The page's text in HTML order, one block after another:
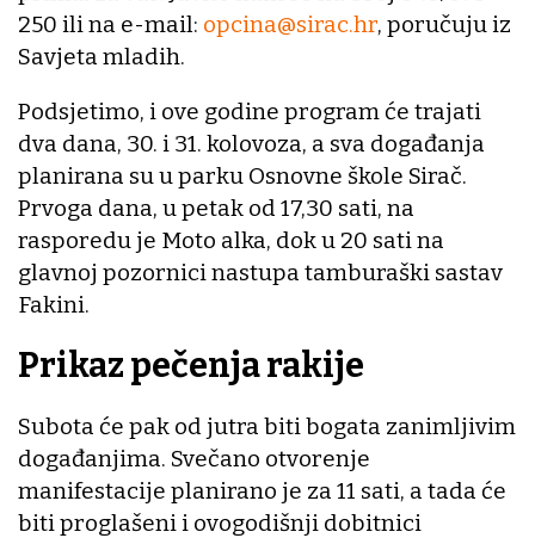
250 ili na e-mail: opcina@sirac.hr, poručuju iz
Savjeta mladih.
Podsjetimo, i ove godine program će trajati
dva dana, 30. i 31. kolovoza, a sva događanja
planirana su u parku Osnovne škole Sirač.
Prvoga dana, u petak od 17,30 sati, na
rasporedu je Moto alka, dok u 20 sati na
glavnoj pozornici nastupa tamburaški sastav
Fakini.
Prikaz pečenja rakije
Subota će pak od jutra biti bogata zanimljivim
događanjima. Svečano otvorenje
manifestacije planirano je za 11 sati, a tada će
biti proglašeni i ovogodišnji dobitnici